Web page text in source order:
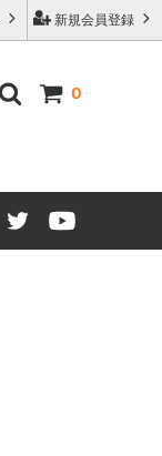
新規会員登録
0